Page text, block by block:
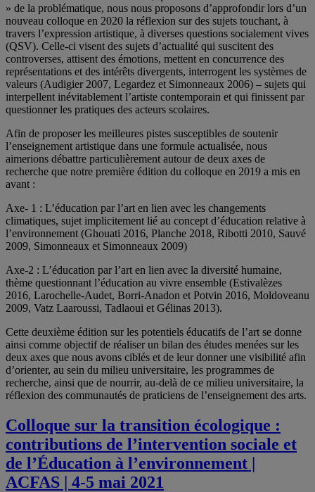
» de la problématique, nous nous proposons d’approfondir lors d’un
nouveau colloque en 2020 la réflexion sur des sujets touchant, à
travers l’expression artistique, à diverses questions socialement vives
(QSV). Celle-ci visent des sujets d’actualité qui suscitent des
controverses, attisent des émotions, mettent en concurrence des
représentations et des intérêts divergents, interrogent les systèmes de
valeurs (Audigier 2007, Legardez et Simonneaux 2006) – sujets qui
interpellent inévitablement l’artiste contemporain et qui finissent par
questionner les pratiques des acteurs scolaires.
Afin de proposer les meilleures pistes susceptibles de soutenir
l’enseignement artistique dans une formule actualisée, nous
aimerions débattre particulièrement autour de deux axes de
recherche que notre première édition du colloque en 2019 a mis en
avant :
Axe- 1 : L’éducation par l’art en lien avec les changements
climatiques, sujet implicitement lié au concept d’éducation relative à
l’environnement (Ghouati 2016, Planche 2018, Ribotti 2010, Sauvé
2009, Simonneaux et Simonneaux 2009)
Axe-2 : L’éducation par l’art en lien avec la diversité humaine,
thème questionnant l’éducation au vivre ensemble (Estivalèzes
2016, Larochelle-Audet, Borri-Anadon et Potvin 2016, Moldoveanu
2009, Vatz Laaroussi, Tadlaoui et Gélinas 2013).
Cette deuxième édition sur les potentiels éducatifs de l’art se donne
ainsi comme objectif de réaliser un bilan des études menées sur les
deux axes que nous avons ciblés et de leur donner une visibilité afin
d’orienter, au sein du milieu universitaire, les programmes de
recherche, ainsi que de nourrir, au-delà de ce milieu universitaire, la
réflexion des communautés de praticiens de l’enseignement des arts.
Colloque sur la transition écologique :
contributions de l’intervention sociale et
de l’Éducation à l’environnement |
ACFAS | 4-5 mai 2021